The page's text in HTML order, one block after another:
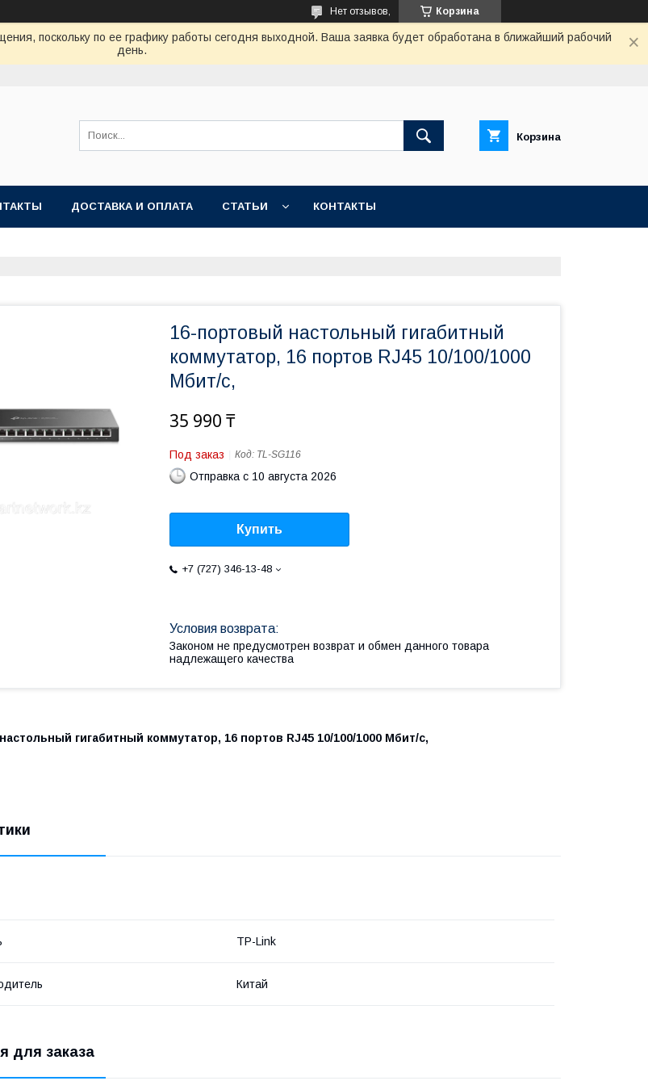
Корзина
Нет отзывов,
поскольку по ее графику работы сегодня выходной. Ваша заявка будет обработана в ближайший рабочий
день.
Корзина
ДОСТАВКА И ОПЛАТА СТАТЬИ КОНТАКТЫ
16-портовый настольный гигабитный
коммутатор, 16 портов RJ45 10/100/1000
Мбит/с,
35 990 ₸
Под заказ Код: TL-SG116
Отправка с 10 августа 2026
Купить
+7 (727) 346-13-48
Законом не предусмотрен возврат и обмен данного товара
надлежащего качества
гигабитный коммутатор, 16 портов RJ45 10/100/1000 Мбит/с,
TP-Link
Китай
для заказа